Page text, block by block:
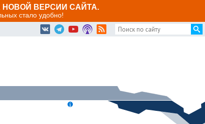
ВЕРСИИ САЙТА.
стало удобно!